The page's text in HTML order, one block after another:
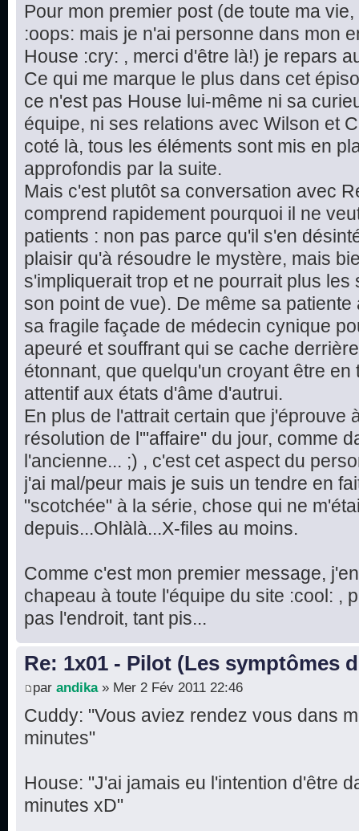
Pour mon premier post (de toute ma
:oops: mais je n'ai personne dans mon
House :cry: , merci d'être là!) je repars
Ce qui me marque le plus dans cet
ce n'est pas House lui-même ni sa
équipe, ni ses relations avec Wilson et
coté là, tous les éléments sont mis en
approfondis par la suite.
Mais c'est plutôt sa conversation avec
comprend rapidement pourquoi il ne
patients : non pas parce qu'il s'en
plaisir qu'à résoudre le mystère, mais
s'impliquerait trop et ne pourrait plus
son point de vue). De même sa
sa fragile façade de médecin cynique
apeuré et souffrant qui se cache
étonnant, que quelqu'un croyant être
attentif aux états d'âme d'autrui.
En plus de l'attrait certain que j'éprouve
résolution de l'"affaire" du jour, comme
l'ancienne... ;) , c'est cet aspect du
j'ai mal/peur mais je suis un tendre en
"scotchée" à la série, chose qui ne
depuis...Ohlàlà...X-files au moins.
Comme c'est mon premier message,
chapeau à toute l'équipe du site :cool: ,
pas l'endroit, tant pis...
Re: 1x01 - Pilot (Les symptômes
par andika» Mer 2 Fév 2011 22:46
Cuddy: "Vous aviez rendez vous dans
minutes"
House: "J'ai jamais eu l'intention d'être
minutes xD"